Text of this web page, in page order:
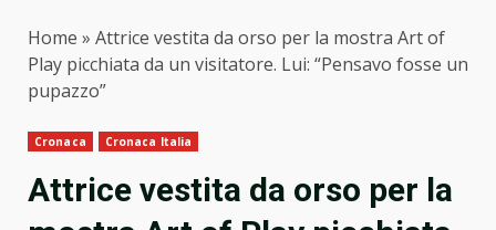
Home » Attrice vestita da orso per la mostra Art of
Play picchiata da un visitatore. Lui: “Pensavo fosse un
pupazzo”
Cronaca Cronaca Italia
Attrice vestita da orso per la